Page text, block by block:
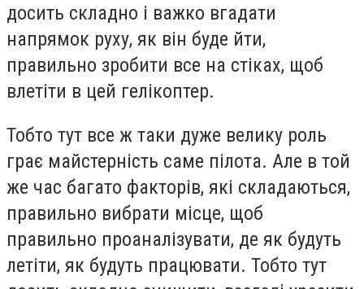
досить складно і важко вгадати
напрямок руху, як він буде йти,
правильно зробити все на стіках, щоб
влетіти в цей гелікоптер.
Тобто тут все ж таки дуже велику роль
грає майстерність саме пілота. Але в той
же час багато факторів, які складаються,
правильно вибрати місце, щоб
правильно проаналізувати, де як будуть
летіти, як будуть працювати. Тобто тут